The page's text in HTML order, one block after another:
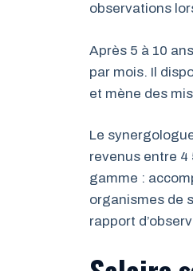
observations
Après 5 à 10
par mois. Il
et mène des
Le
revenus entre 4
gamme :
organismes de
rapport